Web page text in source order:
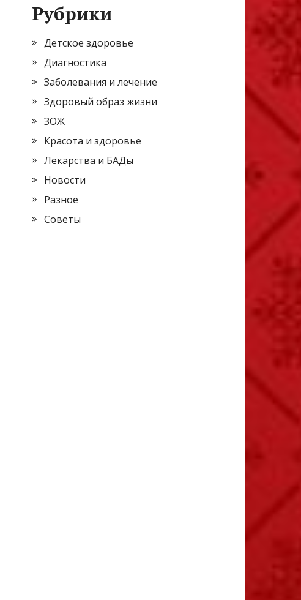
Рубрики
Детское здоровье
Диагностика
Заболевания и лечение
Здоровый образ жизни
ЗОЖ
Красота и здоровье
Лекарства и БАДы
Новости
Разное
Советы